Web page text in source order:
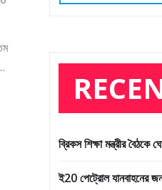
ব্রিকস শিক্ষা মন্ত্রীর বৈঠকে
ই20 পেট্রোল যানবাহনের